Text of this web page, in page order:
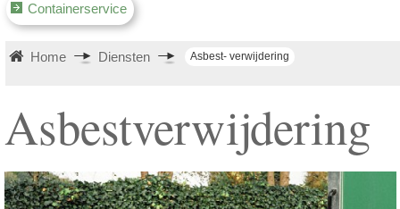
Containerservice
Home Diensten Asbest- verwijdering
Asbestverwijdering